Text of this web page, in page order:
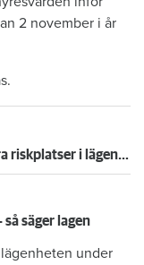
2 november i år
Så undviker du mögel – fyra riskplatser i lägenheten: ”Måste städa bort”
säger lagen
under